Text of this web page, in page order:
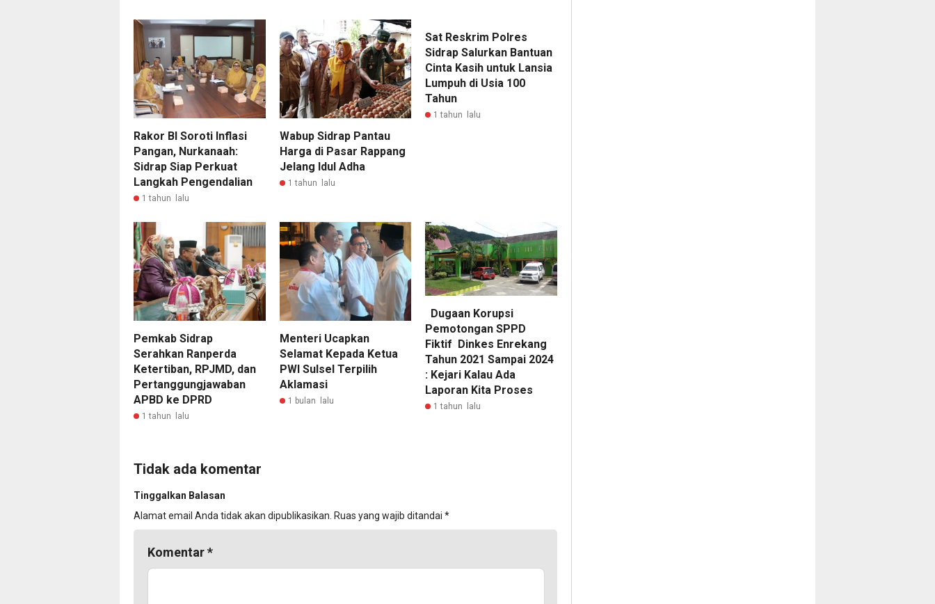
Rakor BI Soroti Inflasi
Pangan, Nurkanaah:
Sidrap Siap Perkuat
Langkah Pengendalian
1 tahun lalu
Wabup Sidrap Pantau
Harga di Pasar Rappang
Jelang Idul Adha
1 tahun lalu
Sat Reskrim Polres
Sidrap Salurkan Bantuan
Cinta Kasih untuk Lansia
Lumpuh di Usia 100
Tahun
1 tahun lalu
Pemkab Sidrap
Serahkan Ranperda
Ketertiban, RPJMD, dan
Pertanggungjawaban
APBD ke DPRD
1 tahun lalu
Menteri Ucapkan
Selamat Kepada Ketua
PWI Sulsel Terpilih
Aklamasi
1 bulan lalu
Dugaan Korupsi
Pemotongan SPPD
Fiktif Dinkes Enrekang
Tahun 2021 Sampai 2024
: Kejari Kalau Ada
Laporan Kita Proses
1 tahun lalu
Tidak ada komentar
Tinggalkan Balasan
Alamat email Anda tidak akan dipublikasikan. Ruas yang wajib ditandai *
Komentar*